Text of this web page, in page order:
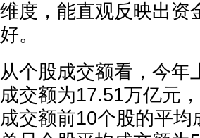
维度，能直观反映出资
好。
从个股成交额看，今年
成交额为17.51万亿元
成交额前10个股的平